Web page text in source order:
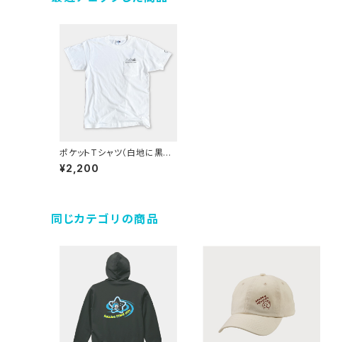
ポケットTシャツ（白地に黒の
デザイン）
¥2,200
同じカテゴリの商品